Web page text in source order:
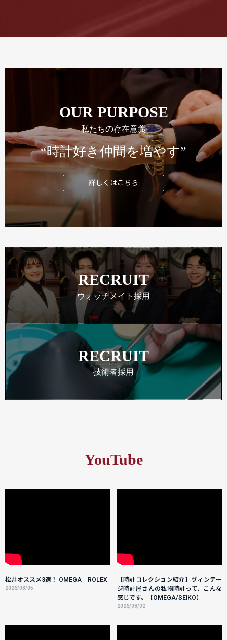
OUR PURPOSE
私たちの存在意義
“時計好き仲間を増やす”
詳しくはこちら
RECRUIT
ウォッチメイト採用
RECRUIT
技術者採用
YouTube
松井オススメ3選！ OMEGA｜ROLEX
2026/08/05
【時計コレクション紹介】ヴィンテー
ジ時計屋さんの私物時計って、こんな
感じです。【OMEGA/SEIKO】
2026/08/02